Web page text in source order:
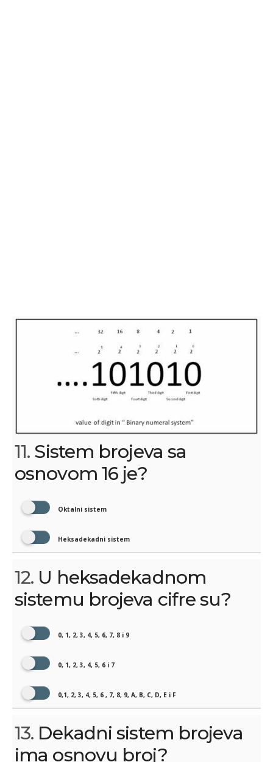
11. Sistem brojeva sa
osnovom 16 је?
Оktalni sistem
Heksadekadni sistem
12. U heksadekadnom
sistemu brojeva cifre su?
0, 1, 2, 3, 4, 5, 6, 7, 8 i 9
0, 1, 2, 3, 4, 5, 6 i 7
0,1, 2, 3, 4, 5, 6 , 7, 8, 9, A, B, C, D, E i F
13. Dekadni sistem brojeva
ima osnovu broj?